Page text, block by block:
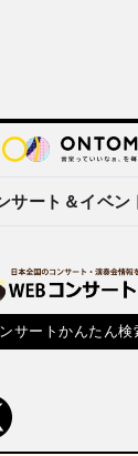
サート＆イベン
サートかんたん検